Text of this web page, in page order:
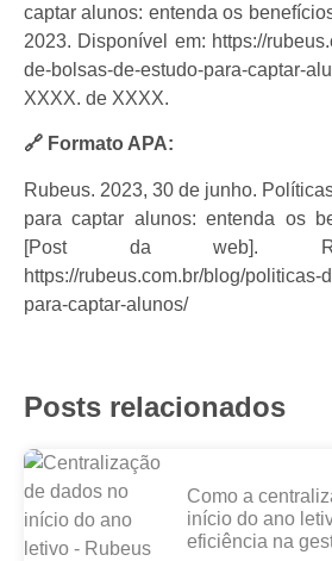
captar alunos: entenda os
2023. Disponível em: https://
de-bolsas-de-estudo-para-
XXXX. de XXXX.
🔗 Formato APA:
Rubeus. 2023, 30 de junho.
para captar alunos: entenda os
[Post da web].
https://rubeus.com.br/blog/politicas-
para-captar-alunos/
Posts relacionados
Como a
início do ano
eficiência na